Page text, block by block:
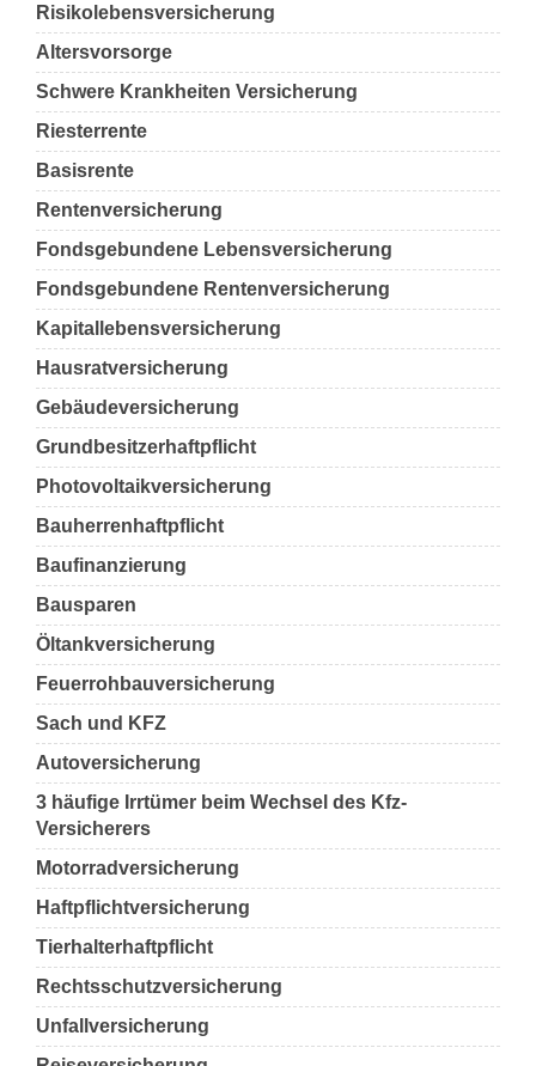
Risikolebensversicherung
Altersvorsorge
Schwere Krankheiten Versicherung
Riesterrente
Basisrente
Rentenversicherung
Fondsgebundene Lebensversicherung
Fondsgebundene Rentenversicherung
Kapitallebensversicherung
Hausratversicherung
Gebäudeversicherung
Grundbesitzerhaftpflicht
Photovoltaikversicherung
Bauherrenhaftpflicht
Baufinanzierung
Bausparen
Öltankversicherung
Feuerrohbauversicherung
Sach und KFZ
Autoversicherung
3 häufige Irrtümer beim Wechsel des Kfz-
Versicherers
Motorradversicherung
Haftpflichtversicherung
Tierhalterhaftpflicht
Rechtsschutzversicherung
Unfallversicherung